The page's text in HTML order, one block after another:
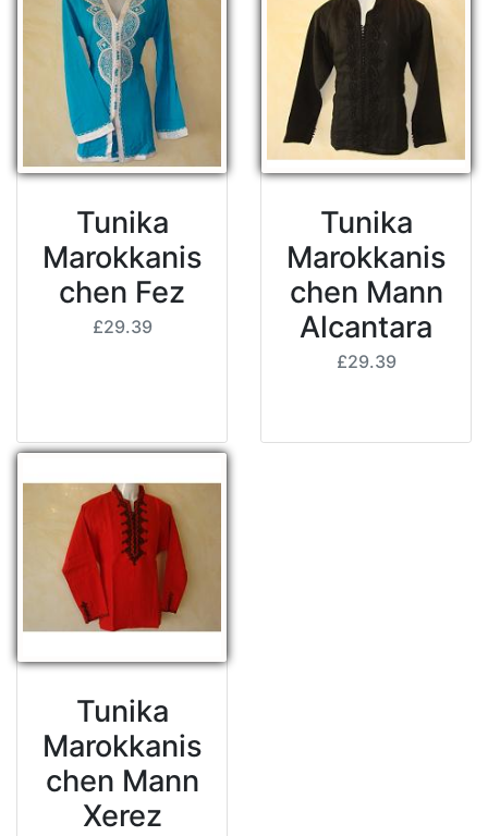
Tunika
Marokkanis
chen Fez
£29.39
Tunika
Marokkanis
chen Mann
Alcantara
£29.39
Tunika
Marokkanis
chen Mann
Xerez